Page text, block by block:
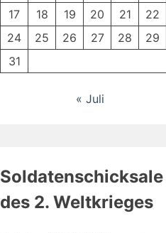
17
18 19 20 21 22
24
25 26 27 28 29
31
« Juli
Soldatenschicksale
des 2. Weltkrieges